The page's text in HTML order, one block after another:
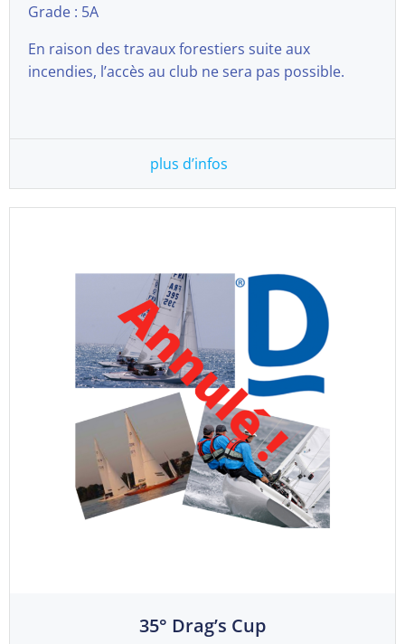
Grade : 5A
En raison des travaux forestiers suite aux
incendies, l’accès au club ne sera pas possible.
plus d’infos
35° Drag’s Cup